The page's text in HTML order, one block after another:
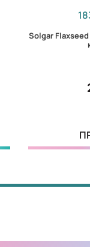
Solgar